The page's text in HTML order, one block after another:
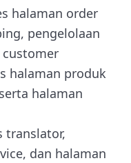
halaman order
pengelolaan
halaman produk
halaman
translator,
dan halaman